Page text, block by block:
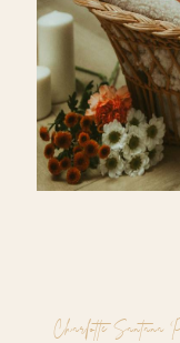
Charlotte Santana